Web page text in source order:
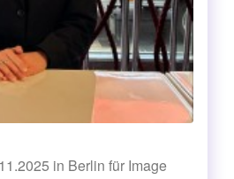
in Berlin für Image